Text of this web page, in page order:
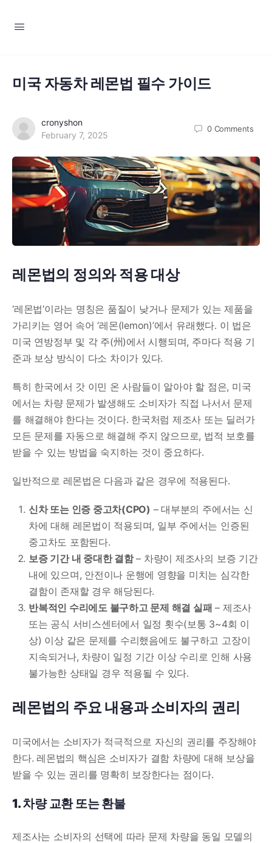
미국 자동차 레몬법 필수 가이드
cronyshon
February 7, 2025
0 Comments
레몬법의 정의와 적용 대상
‘레몬법’이라는 명칭은 품질이 낮거나 문제가 있는 제품을
가리키는 영어 속어 ‘레몬(lemon)’에서 유래했다. 이 법은
미국 연방정부 및 각 주(州)에서 시행되며, 주마다 적용 기
준과 보상 방식이 다소 차이가 있다.
특히 한국에서 갓 이민 온 사람들이 알아야 할 점은, 미국
에서는 차량 문제가 발생해도 소비자가 직접 나서서 문제
를 해결해야 한다는 것이다. 한국처럼 제조사 또는 딜러가
모든 문제를 자동으로 해결해 주지 않으므로, 법적 보호를
받을 수 있는 방법을 숙지하는 것이 중요하다.
일반적으로 레몬법은 다음과 같은 경우에 적용된다.
신차 또는 인증 중고차(CPO) – 대부분의 주에서는 신
차에 대해 레몬법이 적용되며, 일부 주에서는 인증된
중고차도 포함된다.
보증 기간 내 중대한 결함– 차량이 제조사의 보증 기간
내에 있으며, 안전이나 운행에 영향을 미치는 심각한
결함이 존재할 경우 해당된다.
반복적인 수리에도 불구하고 문제 해결 실패 – 제조사
또는 공식 서비스센터에서 일정 횟수(보통 3~4회 이
상) 이상 같은 문제를 수리했음에도 불구하고 고장이
지속되거나, 차량이 일정 기간 이상 수리로 인해 사용
불가능한 상태일 경우 적용될 수 있다.
레몬법의 주요 내용과 소비자의 권리
미국에서는 소비자가 적극적으로 자신의 권리를 주장해야
한다. 레몬법의 핵심은 소비자가 결함 차량에 대해 보상을
받을 수 있는 권리를 명확히 보장한다는 점이다.
1. 차량 교환 또는 환불
제조사는 소비자의 선택에 따라 문제 차량을 동일 모델의